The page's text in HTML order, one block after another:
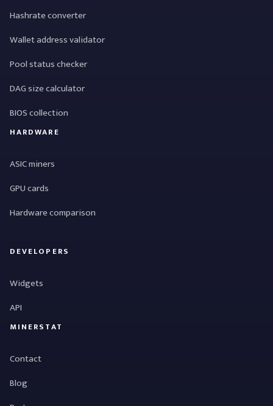
Hashrate converter
Wallet address validator
Pool status checker
DAG size calculator
BIOS collection
HARDWARE
ASIC miners
GPU cards
Hardware comparison
DEVELOPERS
Widgets
API
MINERSTAT
Contact
Blog